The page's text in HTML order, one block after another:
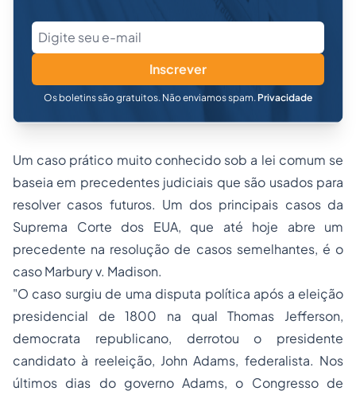
Inscrever
Os boletins são gratuitos. Não enviamos spam. Privacidade
Um caso prático muito conhecido sob a lei comum se
baseia em precedentes judiciais que são usados ​​para
resolver casos futuros. Um dos principais casos da
Suprema Corte dos EUA, que até hoje abre um
precedente na resolução de casos semelhantes, é o
caso Marbury v. Madison.
"O caso surgiu de uma disputa política após a eleição
presidencial de 1800 na qual Thomas Jefferson,
democrata republicano, derrotou o presidente
candidato à reeleição, John Adams, federalista. Nos
últimos dias do governo Adams, o Congresso de